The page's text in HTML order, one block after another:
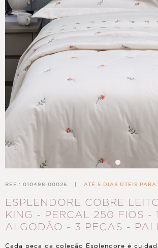
REF.: 010498-00026 ATÉ 5 DIAS ÚTEIS PARA
ESPLENDORE COBRE
KING - PERCAL 250 FIOS -
ALGODÃO - 3 PEÇAS -
Cada peça da coleção Esplendore é